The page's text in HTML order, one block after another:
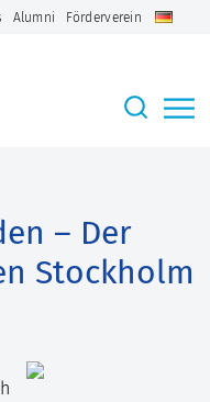
Alumni Förderverein
– Der
Stockholm